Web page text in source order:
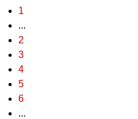
1
...
2
3
4
5
6
...